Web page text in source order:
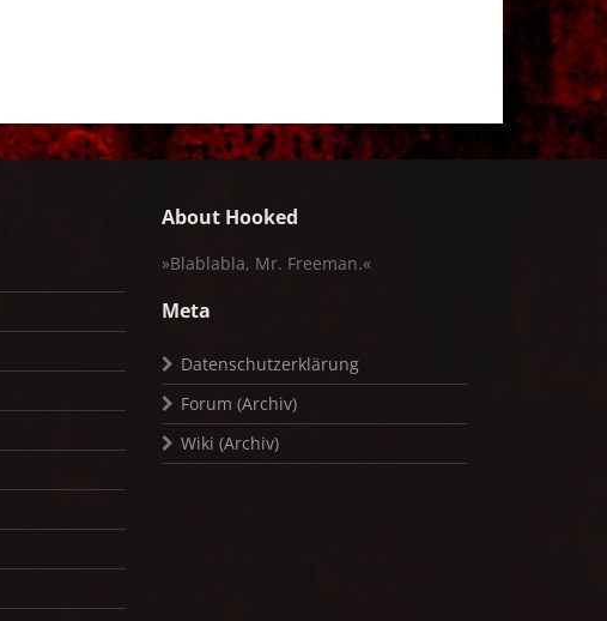
About Hooked
»Blablabla, Mr. Freeman.«
Meta
Datenschutzerklärung
Forum (Archiv)
Wiki (Archiv)